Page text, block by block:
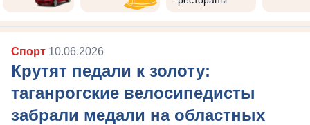
Спорт 10.06.2026
Крутят педали к золоту:
таганрогские велосипедисты
забрали медали на областных